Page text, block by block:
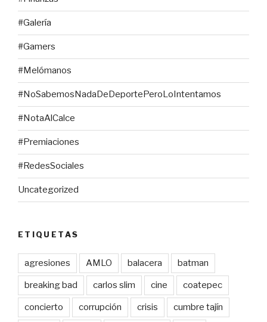
#Galería
#Gamers
#Melómanos
#NoSabemosNadaDeDeportePeroLoIntentamos
#NotaAlCalce
#Premiaciones
#RedesSociales
Uncategorized
ETIQUETAS
agresiones AMLO balacera batman
breaking bad carlos slim cine coatepec
concierto corrupción crisis cumbre tajín